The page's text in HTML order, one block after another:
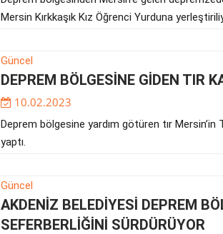
Mersin Kırkkaşık Kız Öğrenci Yurduna
Güncel
DEPREM BÖLGESİNE GİDEN TIR
10.02.2023
Deprem bölgesine yardım götüren tır
yaptı.
Güncel
AKDENİZ BELEDİYESİ DEPREM
SEFERBERLİĞİNİ SÜRDÜRÜYOR